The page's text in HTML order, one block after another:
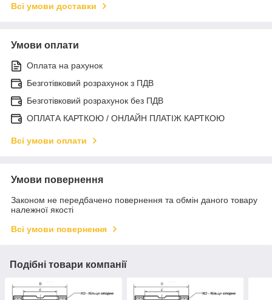
Всі умови доставки
Умови оплати
Оплата на рахунок
Безготівковий розрахунок з ПДВ
Безготівковий розрахунок без ПДВ
ОПЛАТА КАРТКОЮ / ОНЛАЙН ПЛАТІЖ КАРТКОЮ
Всі умови оплати
Умови повернення
Законом не передбачено повернення та обмін даного товару
належної якості
Всі умови повернення
Подібні товари компанії